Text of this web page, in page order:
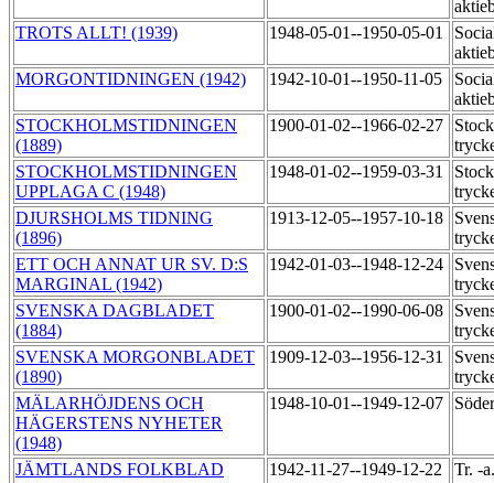
TROTS ALLT! (1939)
1948-05-01--1950-05-01
MORGONTIDNINGEN (1942)
1942-10-01--1950-11-05
STOCKHOLMSTIDNINGEN
(1889)
1900-01-02--1966-02-27
STOCKHOLMSTIDNINGEN
UPPLAGA C (1948)
1948-01-02--1959-03-31
DJURSHOLMS TIDNING
(1896)
1913-12-05--1957-10-18
ETT OCH ANNAT UR SV. D:S
MARGINAL (1942)
1942-01-03--1948-12-24
SVENSKA DAGBLADET
(1884)
1900-01-02--1990-06-08
SVENSKA MORGONBLADET
(1890)
1909-12-03--1956-12-31
MÄLARHÖJDENS OCH
HÄGERSTENS NYHETER
(1948)
1948-10-01--1949-12-07
JÄMTLANDS FOLKBLAD
1942-11-27--1949-12-22 Tr. -